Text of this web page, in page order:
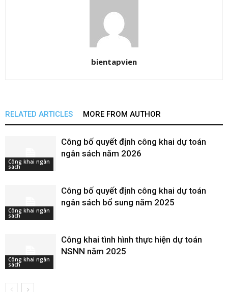
bientapvien
RELATED ARTICLES MORE FROM AUTHOR
Công khai ngân
sách
Công bố quyết định công khai dự toán
ngân sách năm 2026
Công khai ngân
sách
Công bố quyết định công khai dự toán
ngân sách bổ sung năm 2025
Công khai ngân
sách
Công khai tình hình thực hiện dự toán
NSNN năm 2025